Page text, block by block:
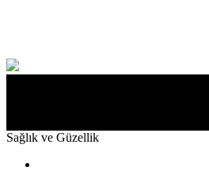
Sağlık ve Güzellik